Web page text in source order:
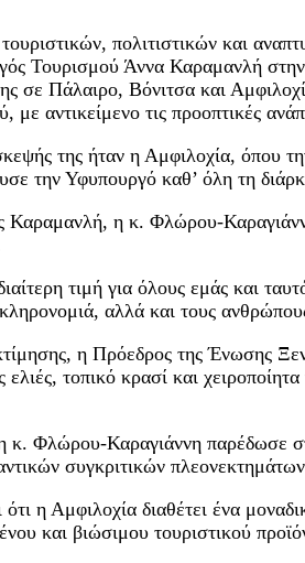
πολιτιστικών και
Τουρισμού Άννα Καραμανλή
σε Πάλαιρο, Βόνιτσα και
με αντικείμενο τις προοπτικές
της ήταν η Αμφιλοχία,
την Υφυπουργό καθ’ όλη τη
Καραμανλή, η κ. Φλώρου-
τιμή για όλους εμάς και
αλλά και τους
η Πρόεδρος της Ένωσης
ελιές, τοπικό κρασί και
κ. Φλώρου-Καραγιάννη παρέδωσε
συγκριτικών
η Αμφιλοχία διαθέτει ένα
και βιώσιμου τουριστικού